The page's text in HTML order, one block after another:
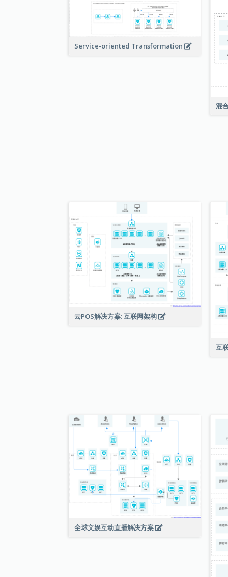
Service-oriented Transformation
混
云POS解决方案: 互联网架构
互
全球文娱互动直播解决方案